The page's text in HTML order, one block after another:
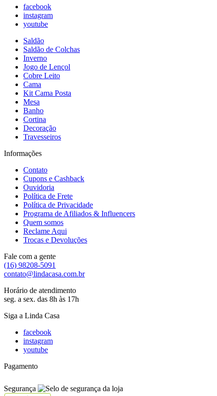
facebook
instagram
youtube
Saldão
Saldão de Colchas
Inverno
Jogo de Lençol
Cobre Leito
Cama
Kit Cama Posta
Mesa
Banho
Cortina
Decoração
Travesseiros
Informações
Contato
Cupons e Cashback
Ouvidoria
Política de Frete
Política de Privacidade
Programa de Afiliados & Influencers
Quem somos
Reclame Aqui
Trocas e Devoluções
Fale com a gente
(16) 98208-5091
contato@lindacasa.com.br
Horário de atendimento
seg. a sex. das 8h às 17h
Siga a Linda Casa
facebook
instagram
youtube
Pagamento
Segurança